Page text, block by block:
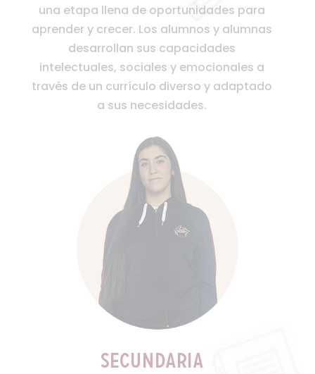
una etapa llena de oportunidades para
aprender y crecer. Los alumnos y alumnas
desarrollan sus capacidades
intelectuales, sociales y emocionales a
través de un currículo diverso y adaptado
a sus necesidades.
Secundaria